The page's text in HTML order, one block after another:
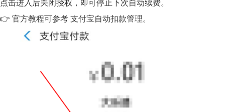
点击进入后关闭授权，即可停止下次自动续费。
👉 官方教程可参考 支付宝自动扣款管理。